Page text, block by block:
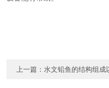
上一篇： 水文铅鱼的结构组成